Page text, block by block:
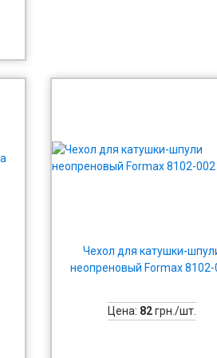
Чехол для катушки-
неопреновый Formax 8102-
Цена: 82грн./шт.